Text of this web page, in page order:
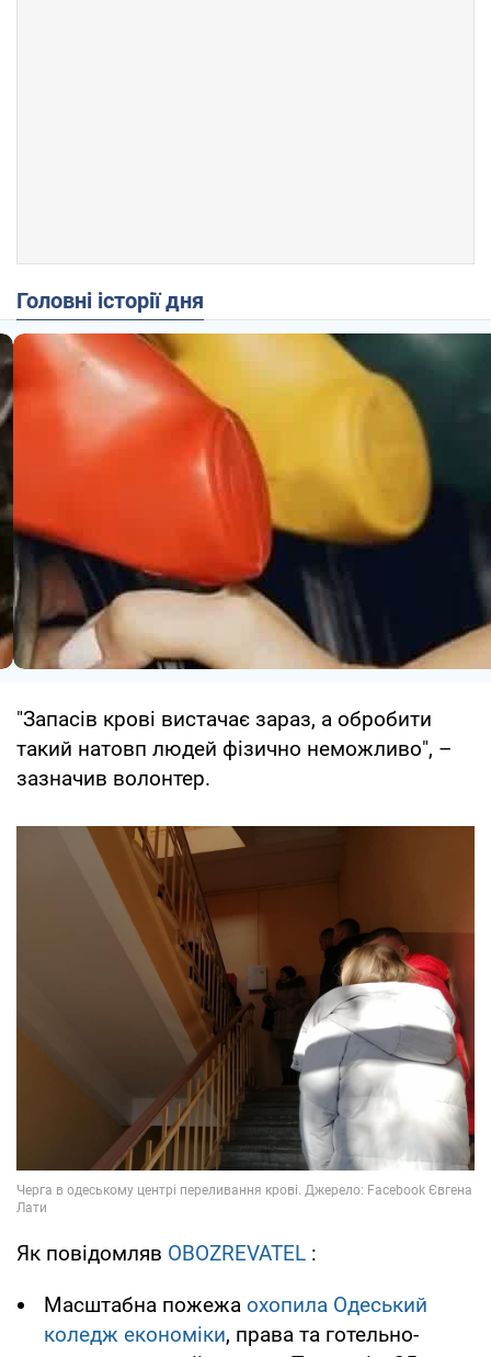
Головні історії дня
"Запасів крові вистачає зараз, а обробити
такий натовп людей фізично неможливо", –
зазначив волонтер.
Як повідомляв OBOZREVATEL :
Масштабна пожежа охопила Одеський
коледж економіки, права та готельно-